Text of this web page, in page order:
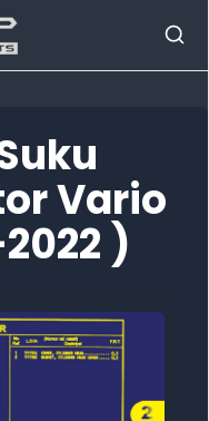
Vario
)